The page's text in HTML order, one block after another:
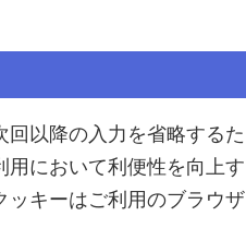
以降の入力を省略するた
において利便性を向上す
ッキーはご利用のブラウザ